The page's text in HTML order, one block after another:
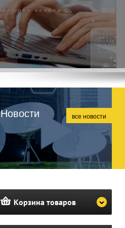
Новости все новости
Корзина товаров